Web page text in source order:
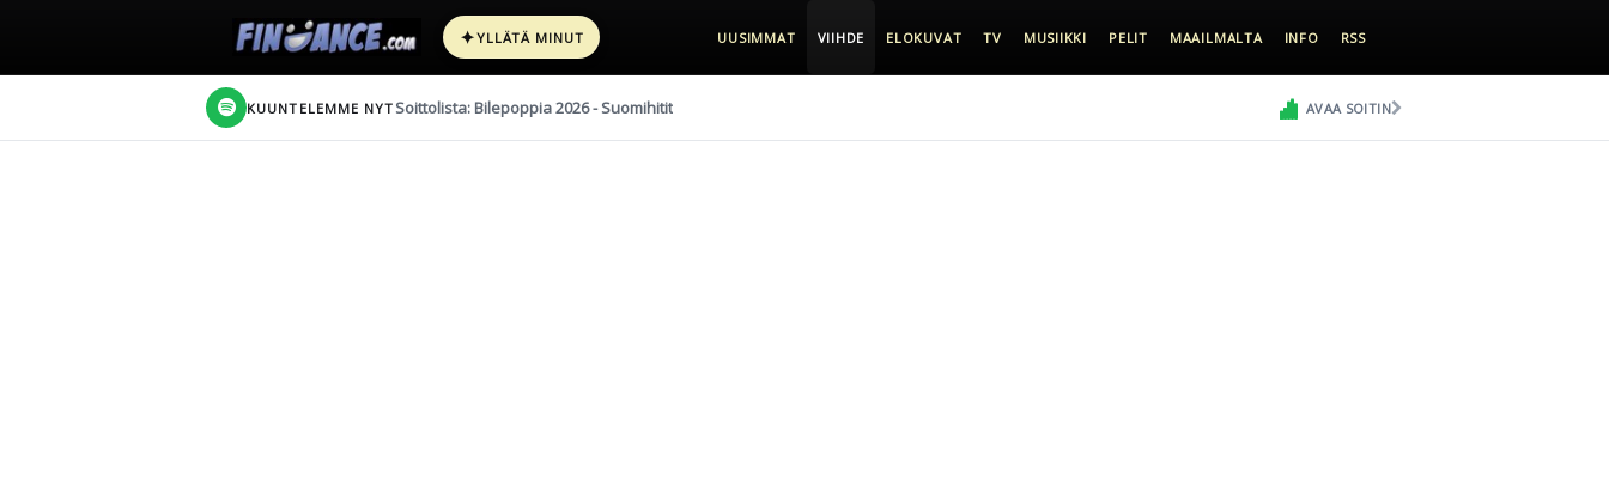
✦YLLÄTÄ MINUT UUSIMMAT VIIHDE ELOKUVAT TV MUSIIKKI PELIT MAAILMALTA INFO RSS
KUUNTELEMME NYT Soittolista: Bilepoppia 2026 - Suomihitit AVAA SOITIN